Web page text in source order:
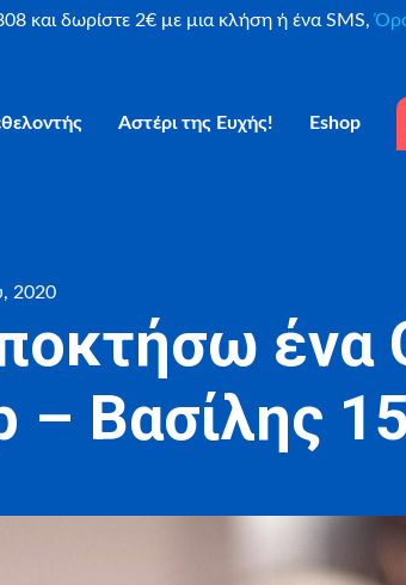
και δωρίστε 2€ με μια κλήση ή ένα SMS,
Αστέρι της Ευχής! Eshop
2020
ένα
– Βασίλης